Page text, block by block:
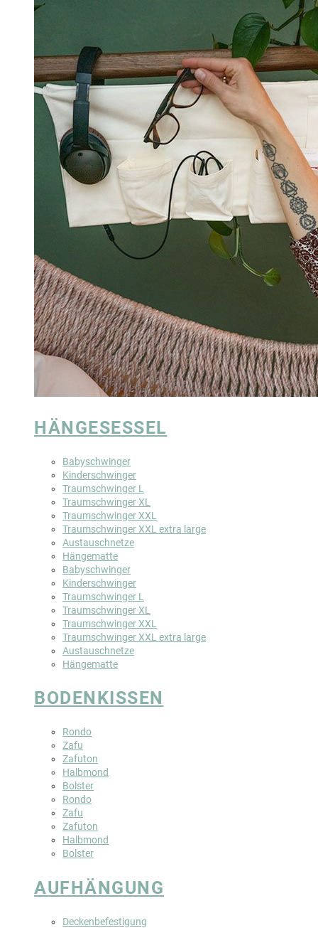
HÄNGESESSEL
Babyschwinger
Kinderschwinger
Traumschwinger L
Traumschwinger XL
Traumschwinger XXL
Traumschwinger XXL extra large
Austauschnetze
Hängematte
Babyschwinger
Kinderschwinger
Traumschwinger L
Traumschwinger XL
Traumschwinger XXL
Traumschwinger XXL extra large
Austauschnetze
Hängematte
BODENKISSEN
Rondo
Zafu
Zafuton
Halbmond
Bolster
Rondo
Zafu
Zafuton
Halbmond
Bolster
AUFHÄNGUNG
Deckenbefestigung